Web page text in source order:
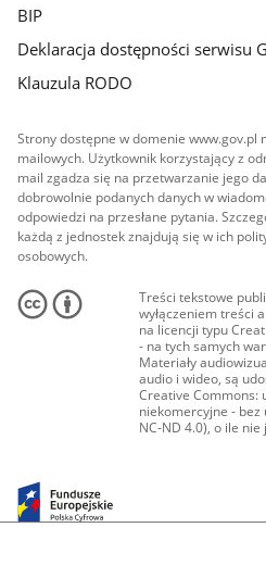
BIP
Deklaracja dostępności serwisu
Klauzula RODO
Strony dostępne w domenie www.gov.pl
mailowych. Użytkownik korzystający z
mail zgadza się na przetwarzanie jego
dobrowolnie podanych danych w
odpowiedzi na przesłane pytania.
każdą z jednostek znajdują się w ich
osobowych.
Treści tekstowe
wyłączeniem treści
na licencji typu
- na tych samych
Materiały
audio i wideo, są
Creative Commons:
niekomercyjne - bez
NC-ND 4.0), o ile